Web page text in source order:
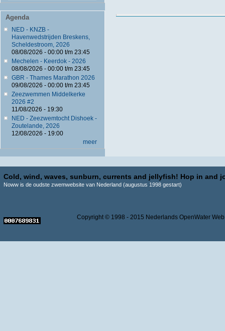
Agenda
NED - KNZB -
Havenwedstrijden Breskens,
Scheldestroom, 2026
08/08/2026 - 00:00t/m 23:45
Mechelen - Keerdok - 2026
08/08/2026 - 00:00t/m 23:45
GBR - Thames Marathon 2026
09/08/2026 - 00:00t/m 23:45
Zeezwemmen Middelkerke
2026 #2
11/08/2026 - 19:30
NED - Zeezwemtocht Dishoek -
Zoutelande, 2026
12/08/2026 - 19:00
meer
Cold, wind, waves, sunburn, currents and jellyfish! Hop in and
Noww is de oudste zwemwebsite van Nederland (augustus 1998 gestart)
Copyright © 1998 - 2015 Nederlands OpenWater